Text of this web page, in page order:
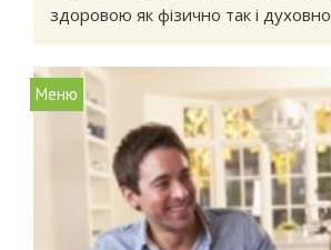
здоровою як фізично так і духовно
Меню